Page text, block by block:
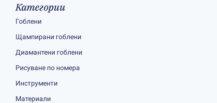
Категории
Гоблени
Щампирани гоблени
Диамантени гоблени
Рисуване по номера
Инструменти
Материали